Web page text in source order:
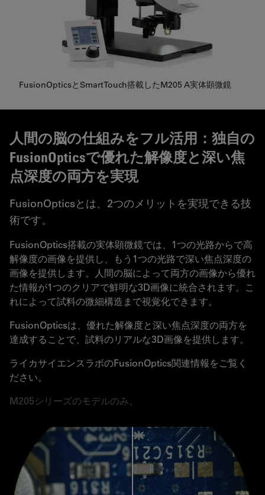
FusionOpticsとSmartTouch搭載したM205 A実体顕微鏡
人間の脳の仕組みをフル活用：独自の
FusionOpticsで優れた解像度と深い焦
点深度の両方を実現
FusionOpticsとは、2つのメリットを実現できる技
術です。
FusionOptics搭載の実体顕微鏡では、1つの光路からで高
解像度の画像を提供し、もう1つの光路で深い焦点深度の
画像を提供します。人間の脳によって両方の画像から優れ
た情報が1つのクリアで鮮明な3D画像に統合されます。こ
れによって試料の微細構造まで視覚化できます。
FusionOpticsは、優れた解像度と深い焦点深度の両方を
達成することで、試料のリアルな3D画像を提供します。
ライカサイエンスラボのFusionOptics関連情報をご覧く
ださい。
M205シリーズのモデルのみ。